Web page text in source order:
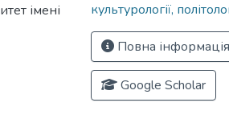
імені
культурології,
Повна
Google Scholar